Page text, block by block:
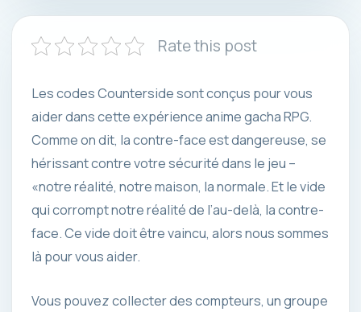
Rate this post
Les codes Counterside sont conçus pour vous
aider dans cette expérience anime gacha RPG.
Comme on dit, la contre-face est dangereuse, se
hérissant contre votre sécurité dans le jeu –
«notre réalité, notre maison, la normale. Et le vide
qui corrompt notre réalité de l’au-delà, la contre-
face. Ce vide doit être vaincu, alors nous sommes
là pour vous aider.
Vous pouvez collecter des compteurs, un groupe